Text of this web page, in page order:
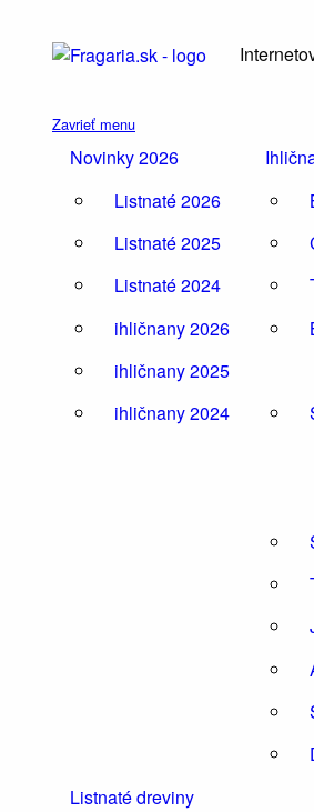
Zavrieť menu
Novinky 2026
Listnaté 2026
Listnaté 2025
Listnaté 2024
ihličnany 2026
ihličnany 2025
ihličnany 2024
Listnaté dreviny